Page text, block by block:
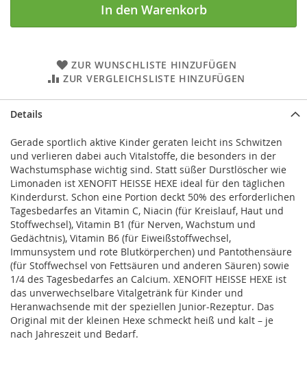
In den Warenkorb
ZUR WUNSCHLISTE HINZUFÜGEN
ZUR VERGLEICHSLISTE HINZUFÜGEN
Details
Gerade sportlich aktive Kinder geraten leicht ins Schwitzen
und verlieren dabei auch Vitalstoffe, die besonders in der
Wachstumsphase wichtig sind. Statt süßer Durstlöscher wie
Limonaden ist XENOFIT HEISSE HEXE ideal für den täglichen
Kinderdurst. Schon eine Portion deckt 50% des erforderlichen
Tagesbedarfes an Vitamin C, Niacin (für Kreislauf, Haut und
Stoffwechsel), Vitamin B1 (für Nerven, Wachstum und
Gedächtnis), Vitamin B6 (für Eiweißstoffwechsel,
Immunsystem und rote Blutkörperchen) und Pantothensäure
(für Stoffwechsel von Fettsäuren und anderen Säuren) sowie
1/4 des Tagesbedarfes an Calcium. XENOFIT HEISSE HEXE ist
das unverwechselbare Vitalgetränk für Kinder und
Heranwachsende mit der speziellen Junior-Rezeptur. Das
Original mit der kleinen Hexe schmeckt heiß und kalt – je
nach Jahreszeit und Bedarf.